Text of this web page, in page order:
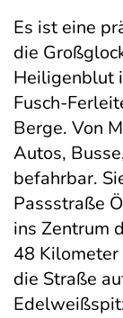
Es ist eine
die
Heiligenblut
Fusch-
Berge. Von
Autos,
befahrbar.
Passstraße
ins Zentrum
48
die Straße